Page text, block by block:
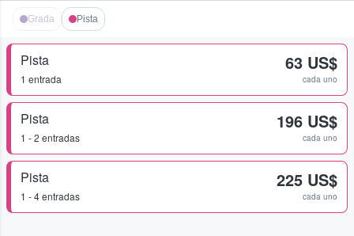
Grada Pista
Pista
1 entrada
63 US$
cada uno
Pista
1 - 2 entradas
196 US$
cada uno
Pista
1 - 4 entradas
225 US$
cada uno